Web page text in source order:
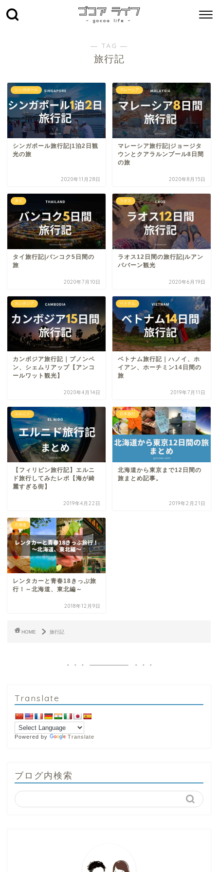
― TAG ―
旅行記
シンガポール
シンガポール旅行記|1泊2日観
光の旅
2020年11月28日
マレーシア
マレーシア旅行記|ジョージタ
ウンとクアラルンプール8日間
の旅
2020年8月15日
タイ
タイ旅行記|バンコク5日間の
旅
2020年7月10日
ラオス
ラオス12日間の旅行記|ルアン
パバーン観光
2020年6月19日
カンボジア
カンボジア旅行記｜プノンペ
ン、シェムリアップ【アンコ
ールワット観光】
2020年4月14日
ベトナム
ベトナム旅行記｜ハノイ、ホ
イアン、ホーチミン14日間の
旅
2019年7月11日
エルニド
【フィリピン旅行記】エルニ
ド旅行してみたレポ【海が綺
麗すぎる街】
2019年4月22日
日本旅行
北海道から東京まで12日間の
旅まとめ記事。
2019年2月21日
北海道
レンタカーと青春18きっぷ旅
行！～北海道、東北編～
2018年12月9日
HOME 旅行記
Translate
Powered by Translate
ブログ内検索